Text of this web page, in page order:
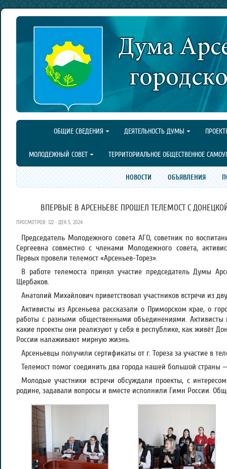
ОБЩИЕ СВЕДЕНИЯ ДЕЯТЕЛЬНОСТЬ ДУМЫ
МОЛОДЕЖНЫЙ СОВЕТ ТЕРРИТОРИАЛЬНОЕ ОБЩЕСТВЕННОЕ
НОВОСТИ ОБЪЯВЛЕНИЯ
ВПЕРВЫЕ В АРСЕНЬЕВЕ ПРОШЕЛ ТЕЛЕМОСТ С
ПРОСМОТРОВ: 122 · ДЕК 5, 2024
Председатель Молодежного совета АГО, советник по
Сергеевна совместно с членами Молодежного совета,
Первых провели телемост «Арсеньев-Торез».
В работе телемоста принял участие председатель Думы
Щербаков.
Анатолий Михайлович приветствовал участников встречи из
Активисты из Арсеньева рассказали о Приморском крае, о
работы с разными общественными объединениями. Активисты
какие проекты они реализуют у себя в республике, как живёт
России налаживают мирную жизнь.
Арсеньевцы получили сертификаты от г. Тореза за участие в
Телемост помог соединить два города нашей большой страны
Молодые участники встречи обсуждали проекты, с
родине, задавали вопросы и вместе исполнили Гимн России.